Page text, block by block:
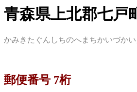
青森県上北郡七戸
かみきたぐんしちのへまちかいづかい
郵便番号 7桁